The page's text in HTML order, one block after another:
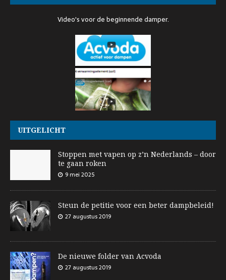
Video's voor de beginnende damper.
UITGELICHT
Stoppen met vapen op z’n Nederlands – door
te gaan roken
9 mei 2025
Steun de petitie voor een beter dampbeleid!
27 augustus 2019
De nieuwe folder van Acvoda
27 augustus 2019